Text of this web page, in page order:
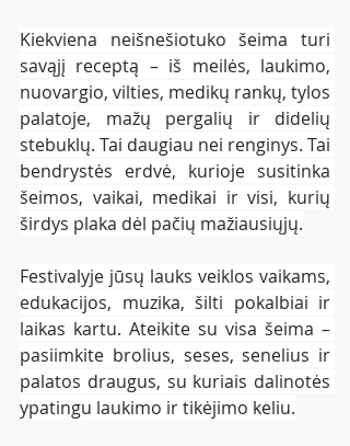
Kiekviena neišnešiotuko šeima turi
savąjį receptą – iš meilės, laukimo,
nuovargio, vilties, medikų rankų, tylos
palatoje, mažų pergalių ir didelių
stebuklų. Tai daugiau nei renginys. Tai
bendrystės erdvė, kurioje susitinka
šeimos, vaikai, medikai ir visi, kurių
širdys plaka dėl pačių mažiausiųjų.
Festivalyje jūsų lauks veiklos vaikams,
edukacijos, muzika, šilti pokalbiai ir
laikas kartu. Ateikite su visa šeima –
pasiimkite brolius, seses, senelius ir
palatos draugus, su kuriais dalinotės
ypatingu laukimo ir tikėjimo keliu.